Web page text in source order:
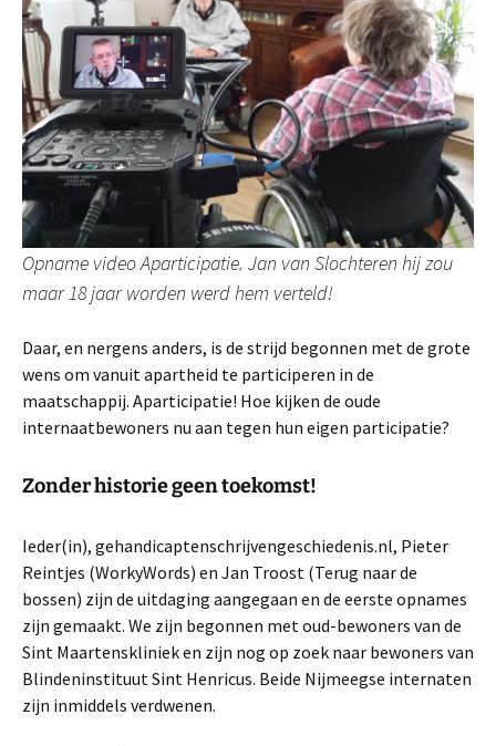
Opname video Aparticipatie. Jan van Slochteren hij zou
maar 18 jaar worden werd hem verteld!
Daar, en nergens anders, is de strijd begonnen met de grote
wens om vanuit apartheid te participeren in de
maatschappij. Aparticipatie! Hoe kijken de oude
internaatbewoners nu aan tegen hun eigen participatie?
Zonder historie geen toekomst!
Ieder(in), gehandicaptenschrijvengeschiedenis.nl, Pieter
Reintjes (WorkyWords) en Jan Troost (Terug naar de
bossen) zijn de uitdaging aangegaan en de eerste opnames
zijn gemaakt. We zijn begonnen met oud-bewoners van de
Sint Maartenskliniek en zijn nog op zoek naar bewoners van
Blindeninstituut Sint Henricus. Beide Nijmeegse internaten
zijn inmiddels verdwenen.